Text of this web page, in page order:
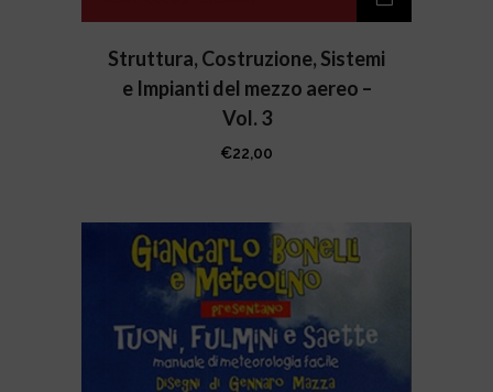
Struttura, Costruzione, Sistemi
e Impianti del mezzo aereo –
Vol. 3
€22,00